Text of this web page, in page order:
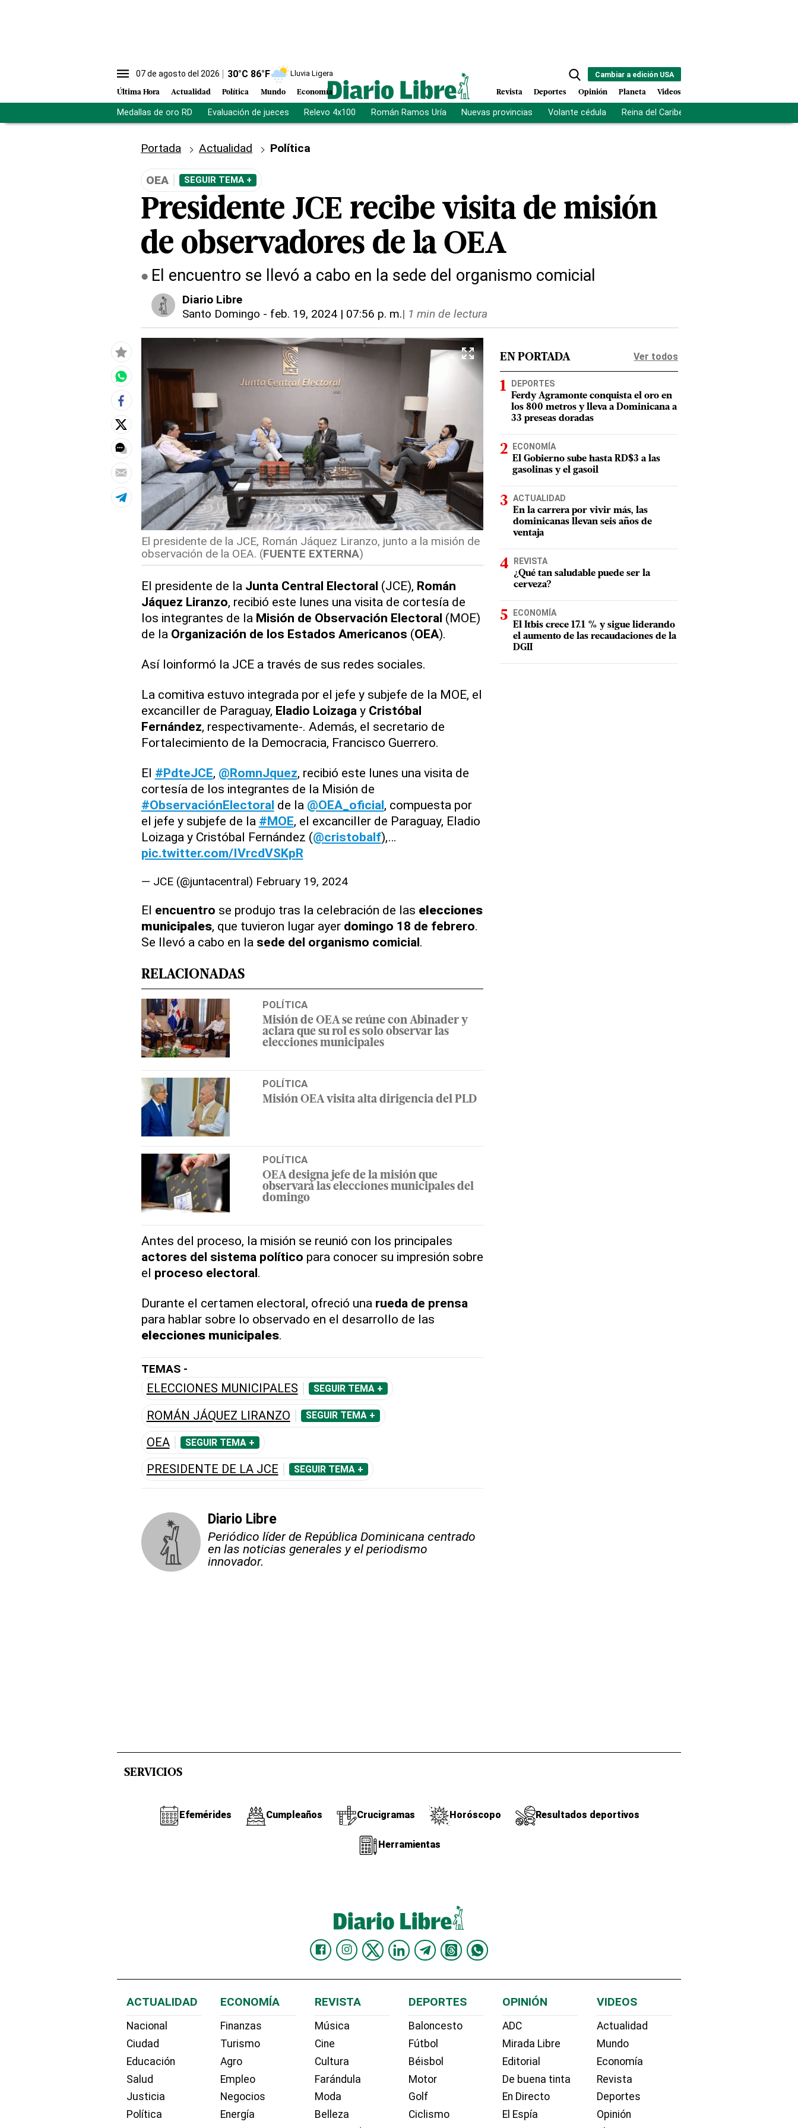
07 de agosto del 2026 30°C 86°F Lluvia Ligera
Última Hora Actualidad Política Mundo Economía
Cambiar a edición USA
Revista Deportes Opinión Planeta Videos
Medallas de oro RD Evaluación de jueces Relevo 4x100 Román Ramos Uría Nuevas provincias Volante cédula Reina del Caribe
Portada Actualidad Política
OEA SEGUIR TEMA +
Presidente JCE recibe visita de misión
de observadores de la OEA
El encuentro se llevó a cabo en la sede del organismo comicial
Diario Libre
Santo Domingo - feb. 19, 2024 | 07:56 p. m.| 1 min de lectura
El presidente de la JCE, Román Jáquez Liranzo, junto a la misión de
observación de la OEA. (FUENTE EXTERNA)
El presidente de la Junta Central Electoral (JCE), Román
Jáquez Liranzo, recibió este lunes una visita de cortesía de
los integrantes de la Misión de Observación Electoral (MOE)
de la Organización de los Estados Americanos (OEA).
Así loinformó la JCE a través de sus redes sociales.
La comitiva estuvo integrada por el jefe y subjefe de la MOE, el
excanciller de Paraguay, Eladio Loizaga y Cristóbal
Fernández, respectivamente-. Además, el secretario de
Fortalecimiento de la Democracia, Francisco Guerrero.
El #PdteJCE, @RomnJquez, recibió este lunes una visita de
cortesía de los integrantes de la Misión de
#ObservaciónElectoral de la @OEA_oficial, compuesta por
el jefe y subjefe de la #MOE, el excanciller de Paraguay, Eladio
Loizaga y Cristóbal Fernández (@cristobalf),…
pic.twitter.com/IVrcdVSKpR
— JCE (@juntacentral) February 19, 2024
El encuentro se produjo tras la celebración de las elecciones
municipales, que tuvieron lugar ayer domingo 18 de febrero.
Se llevó a cabo en la sede del organismo comicial.
RELACIONADAS
POLÍTICA
Misión de OEA se reúne con Abinader y
aclara que su rol es solo observar las
elecciones municipales
POLÍTICA
Misión OEA visita alta dirigencia del PLD
POLÍTICA
OEA designa jefe de la misión que
observará las elecciones municipales del
domingo
Antes del proceso, la misión se reunió con los principales
actores del sistema político para conocer su impresión sobre
el proceso electoral.
Durante el certamen electoral, ofreció una rueda de prensa
para hablar sobre lo observado en el desarrollo de las
elecciones municipales.
TEMAS -
ELECCIONES MUNICIPALES SEGUIR TEMA +
ROMÁN JÁQUEZ LIRANZO SEGUIR TEMA +
OEA SEGUIR TEMA +
PRESIDENTE DE LA JCE SEGUIR TEMA +
Diario Libre
Periódico líder de República Dominicana centrado
en las noticias generales y el periodismo
innovador.
EN PORTADA Ver todos
DEPORTES
Ferdy Agramonte conquista el oro en
los 800 metros y lleva a Dominicana a
33 preseas doradas
ECONOMÍA
El Gobierno sube hasta RD$3 a las
gasolinas y el gasoil
ACTUALIDAD
En la carrera por vivir más, las
dominicanas llevan seis años de
ventaja
REVISTA
¿Qué tan saludable puede ser la
cerveza?
ECONOMÍA
El Itbis crece 17.1 % y sigue liderando
el aumento de las recaudaciones de la
DGII
SERVICIOS
Efemérides Cumpleaños Crucigramas Horóscopo Resultados deportivos
Herramientas
ACTUALIDAD
Nacional
Ciudad
Educación
Salud
Justicia
Política
ECONOMÍA
Finanzas
Turismo
Agro
Empleo
Negocios
Energía
REVISTA
Música
Cine
Cultura
Farándula
Moda
Belleza
DEPORTES
Baloncesto
Fútbol
Béisbol
Motor
Golf
Ciclismo
OPINIÓN
ADC
Mirada Libre
Editorial
De buena tinta
En Directo
El Espía
VIDEOS
Actualidad
Mundo
Economía
Revista
Deportes
Opinión